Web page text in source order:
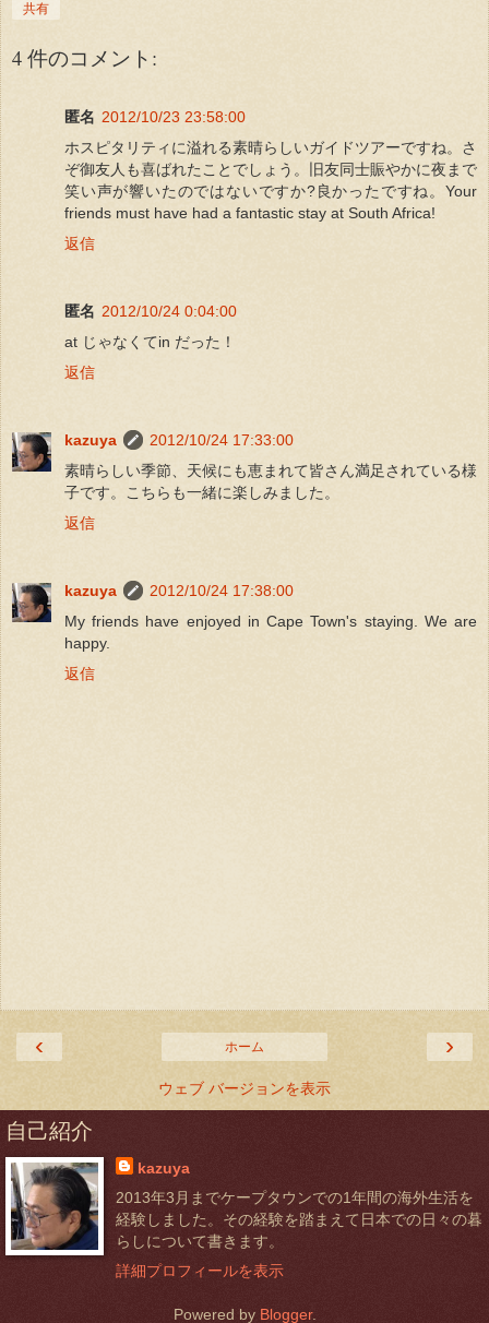
共有
4 件のコメント:
匿名 2012/10/23 23:58:00
ホスピタリティに溢れる素晴らしいガイドツアーですね。さ
ぞ御友人も喜ばれたことでしょう。旧友同士賑やかに夜まで
笑い声が響いたのではないですか?良かったですね。Your
friends must have had a fantastic stay at South Africa!
返信
匿名 2012/10/24 0:04:00
at じゃなくてin だった！
返信
kazuya
2012/10/24 17:33:00
素晴らしい季節、天候にも恵まれて皆さん満足されている様
子です。こちらも一緒に楽しみました。
返信
kazuya
2012/10/24 17:38:00
My friends have enjoyed in Cape Town's staying. We are
happy.
返信
‹ ›
ホーム
ウェブ バージョンを表示
自己紹介
kazuya
2013年3月までケープタウンでの1年間の海外生活を
経験しました。その経験を踏まえて日本での日々の暮
らしについて書きます。
詳細プロフィールを表示
Powered by Blogger.